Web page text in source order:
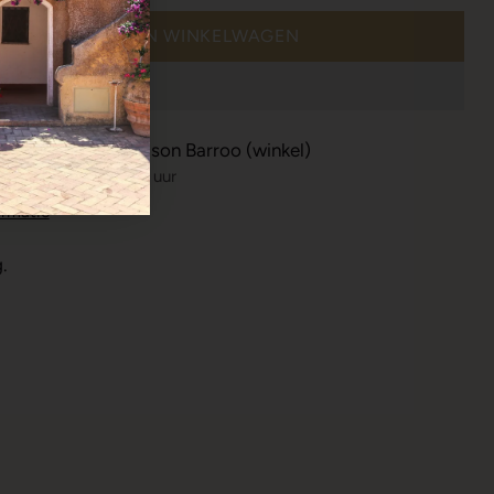
IN WINKELWAGEN
ophalen bij Maison Barroo (winkel)
klaar binnen 24 uur